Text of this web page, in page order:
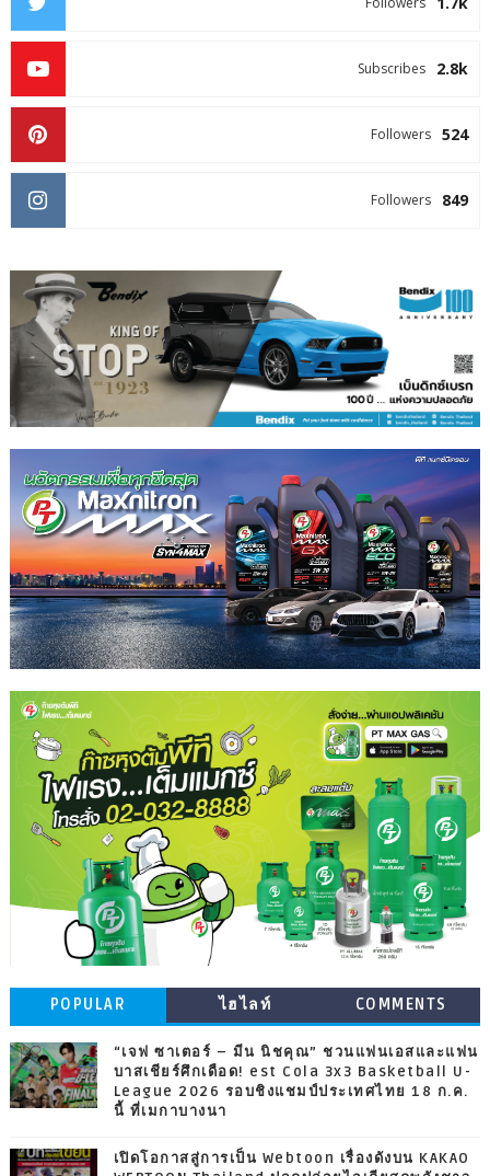
2.8k
Subscribes
524
Followers
849
Followers
POPULAR ไฮไลท์ COMMENTS
“เจฟ ซาเตอร์ – มีน นิชคุณ” ชวนแฟนเอสและแฟน
บาสเชียร์ศึกเดือด! est Cola 3x3 Basketball U-
League 2026 รอบชิงแชมป์ประเทศไทย 18 ก.ค.
นี้ ที่เมกาบางนา
เปิดโอกาสสู่การเป็น Webtoon เรื่องดังบน KAKAO